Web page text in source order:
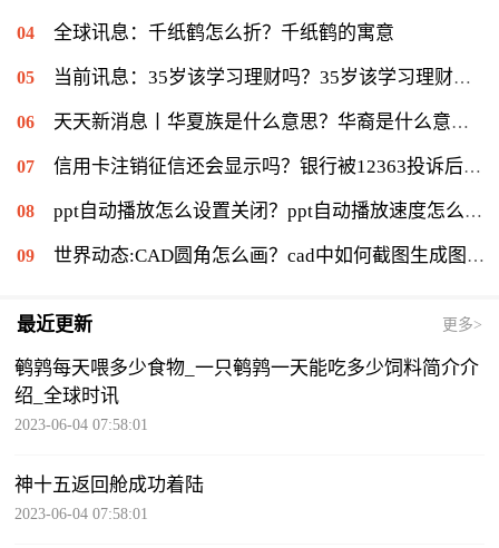
全球讯息：千纸鹤怎么折？千纸鹤的寓意
当前讯息：35岁该学习理财吗？35岁该学习理财会不会太迟？
天天新消息丨华夏族是什么意思？华裔是什么意思：华侨在侨居国生下的子女
信用卡注销征信还会显示吗？银行被12363投诉后果是什么？|环球通讯
ppt自动播放怎么设置关闭？ppt自动播放速度怎么调慢？ 世界报资讯
世界动态:CAD圆角怎么画？cad中如何截图生成图片？
最近更新 更多>
鹌鹑每天喂多少食物_一只鹌鹑一天能吃多少饲料简介介
绍_全球时讯
2023-06-04 07:58:01
神十五返回舱成功着陆
2023-06-04 07:58:01